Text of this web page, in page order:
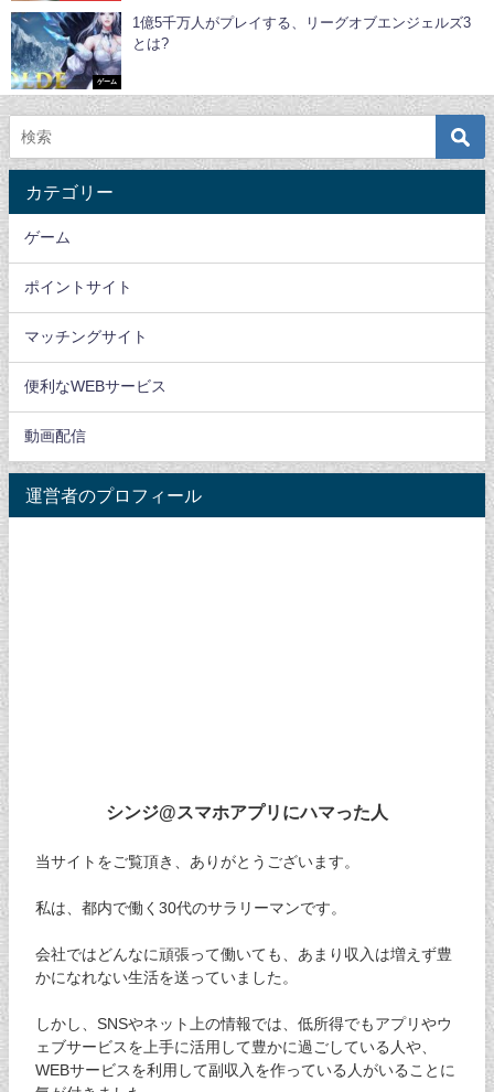
ゲーム
1億5千万人がプレイする、リーグオブエンジェルズ3
とは?
カテゴリー
ゲーム
ポイントサイト
マッチングサイト
便利なWEBサービス
動画配信
運営者のプロフィール
シンジ@スマホアプリにハマった人
当サイトをご覧頂き、ありがとうございます。
私は、都内で働く30代のサラリーマンです。
会社ではどんなに頑張って働いても、あまり収入は増えず豊
かになれない生活を送っていました。
しかし、SNSやネット上の情報では、低所得でもアプリやウ
ェブサービスを上手に活用して豊かに過ごしている人や、
WEBサービスを利用して副収入を作っている人がいることに